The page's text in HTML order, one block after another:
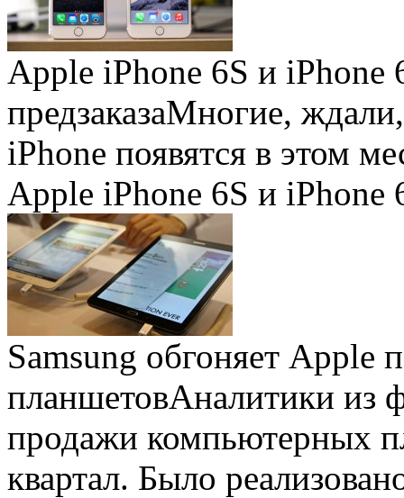
Apple iPhone 6S и iPhone
предзаказаМногие, ждали,
iPhone появятся в этом
Apple iPhone 6S и iPhone
Samsung обгоняет Apple
планшетовАналитики из
продажи компьютерных
квартал. Было